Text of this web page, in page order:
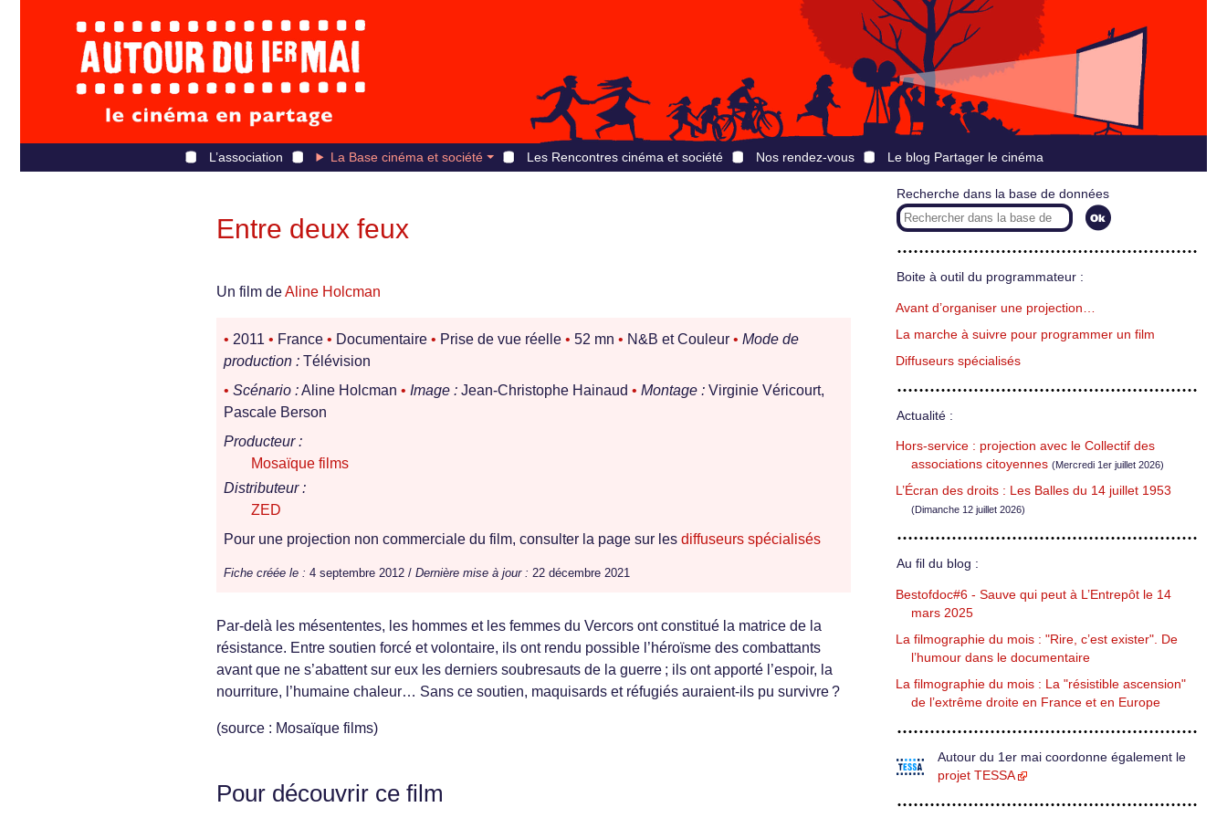
L’association La Base cinéma et société Les Rencontres cinéma et société Nos rendez-vous Le blog Partager le cinéma
Entre deux feux
Un film deAline Holcman
• 2011 • France • Documentaire • Prise de vue réelle • 52 mn • N&B et Couleur • Mode de
production : Télévision
• Scénario :Aline Holcman • Image : Jean-Christophe Hainaud • Montage : Virginie Véricourt,
Pascale Berson
Producteur :
Mosaïque films
Distributeur :
ZED
Pour une projection non commerciale du film, consulter la page sur les diffuseurs spécialisés
Fiche créée le : 4 septembre 2012 / Dernière mise à jour : 22 décembre 2021
Par-delà les mésententes, les hommes et les femmes du Vercors ont constitué la matrice de la
résistance. Entre soutien forcé et volontaire, ils ont rendu possible l’héroïsme des combattants
avant que ne s’abattent sur eux les derniers soubresauts de la guerre ; ils ont apporté l’espoir, la
nourriture, l’humaine chaleur… Sans ce soutien, maquisards et réfugiés auraient-ils pu survivre ?
(source : Mosaïque films)
Pour découvrir ce film
Recherche dans la base de données
Boite à outil du programmateur :
Avant d’organiser une projection…
La marche à suivre pour programmer un film
Diffuseurs spécialisés
Actualité :
Hors-service : projection avec le Collectif des
associations citoyennes (Mercredi 1er juillet 2026)
L’Écran des droits : Les Balles du 14 juillet 1953
(Dimanche 12 juillet 2026)
Au fil du blog :
Bestofdoc#6 - Sauve qui peut à L’Entrepôt le 14
mars 2025
La filmographie du mois : "Rire, c’est exister". De
l’humour dans le documentaire
La filmographie du mois : La "résistible ascension"
de l’extrême droite en France et en Europe
Autour du 1er mai coordonne également le
projet TESSA